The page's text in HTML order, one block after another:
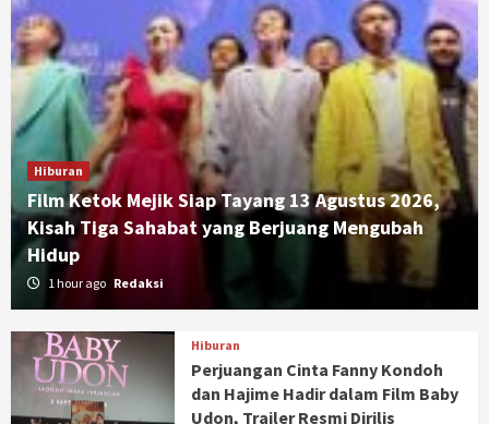
Hiburan
Film Ketok Mejik Siap Tayang 13 Agustus 2026,
Kisah Tiga Sahabat yang Berjuang Mengubah
Hidup
1 hour ago Redaksi
Hiburan
Perjuangan Cinta Fanny Kondoh
dan Hajime Hadir dalam Film Baby
Udon, Trailer Resmi Dirilis